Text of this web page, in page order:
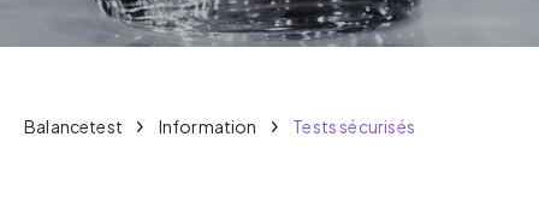
Balancetest Information Tests sécurisés